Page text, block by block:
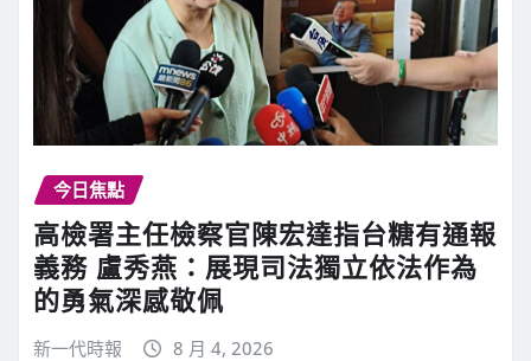
今日焦點
高檢署主任檢察官陳宏達指台糖有通報
義務 盧秀燕：展現司法獨立依法作為
的勇氣深感敬佩
新一代時報 8 月 4, 2026